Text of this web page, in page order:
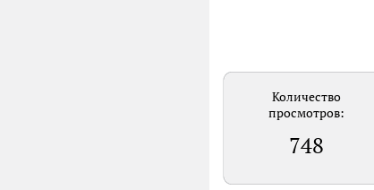
Количество
просмотров:
748